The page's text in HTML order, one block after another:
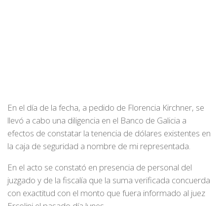
En el día de la fecha, a pedido de Florencia Kirchner, se
llevó a cabo una diligencia en el Banco de Galicia a
efectos de constatar la tenencia de dólares existentes en
la caja de seguridad a nombre de mi representada.
En el acto se constató en presencia de personal del
juzgado y de la fiscalía que la suma verificada concuerda
con exactitud con el monto que fuera informado al juez